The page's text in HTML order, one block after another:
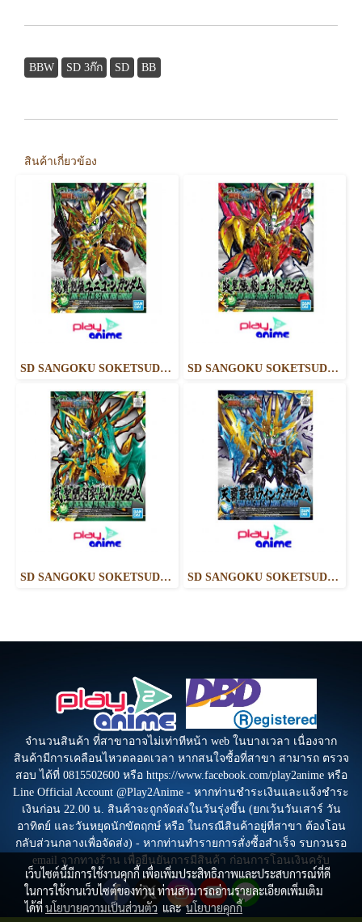
BBW SD 3ก๊ก SD BB
สินค้าเกี่ยวข้อง
SD SANGOKU SOKETSUDEN LONG XIAN LIU BEI UNICORN GUNDAM SD SANGOKU SOKETSUDEN YAN HUANG ZHANG FEI GOD GUNDAM
SD SANGOKU SOKETSUDEN WU SHENG GUAN YU YUN CHANG V GUNDAM SD SANGOKU SOKETSUDEN TIEN BA CAO CAO WING GUNDAM
จำนวนสินค้า ที่สาขาอาจไม่เท่าทีหน้า web ในบางเวลา เนื่องจาก
สินค้ามีการเคลือนไหวตลอดเวลา หากสนใจซื้อที่สาขา สามารถ ตรวจ
สอบ ได้ที่ 0815502600 หรือ https://www.facebook.com/play2anime หรือ
Line Official Account @Play2Anime - หากท่านชำระเงินและแจ้งชำระ
เงินก่อน 22.00 น. สินค้าจะถูกจัดส่งในวันรุ่งขึ้น (ยกเว้นวันเสาร์ วัน
อาทิตย์ และวันหยุดนักขัตฤกษ์ หรือ ในกรณีสินค้าอยู่ที่สาขา ต้องโอน
กลับส่วนกลางเพื่อจัดส่ง) - หากท่านทำรายการสั่งซื้อสำเร็จ รบกวนรอ
email จากทางร้าน เพื่อยืนยันการมีสินค้า ก่อนการโอนเงินครับ
เว็บไซต์นี้มีการใช้งานคุกกี้ เพื่อเพิ่มประสิทธิภาพและประสบการณ์ที่ดี
ในการใช้งานเว็บไซต์ของท่าน ท่านสามารถอ่านรายละเอียดเพิ่มเติม
ได้ที่นโยบายความเป็นส่วนตัว และนโยบายคุกกี้